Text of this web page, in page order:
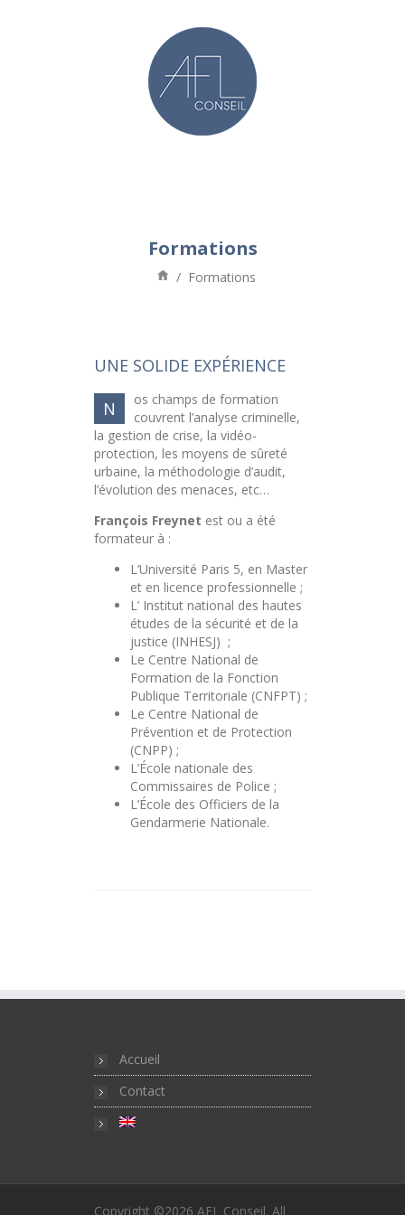
Formations
/ Formations
UNE SOLIDE EXPÉRIENCE
N
os champs de formation
couvrent l’analyse criminelle,
la gestion de crise, la vidéo-
protection, les moyens de sûreté
urbaine, la méthodologie d’audit,
l’évolution des menaces, etc…
François Freynet est ou a été
formateur à :
L’Université Paris 5, en Master
et en licence professionnelle ;
L’ Institut national des hautes
études de la sécurité et de la
justice (INHESJ) ;
Le Centre National de
Formation de la Fonction
Publique Territoriale (CNFPT) ;
Le Centre National de
Prévention et de Protection
(CNPP) ;
L’École nationale des
Commissaires de Police ;
L’École des Officiers de la
Gendarmerie Nationale.
Accueil
Contact
Copyright ©2026 AFL Conseil. All